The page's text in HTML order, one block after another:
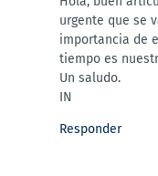
urgente que se
importancia de
tiempo es
Un saludo.
IN
Responder